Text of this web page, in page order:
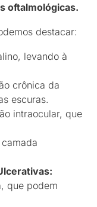
oftalmológicas.
destacar:
levando à
crônica da
escuras.
intraocular, que
que podem